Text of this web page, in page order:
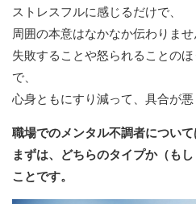
ストレスフルに感じるだけで、
周囲の本意はなかなか伝わりませ
失敗することや怒られることの
で、
心身ともにすり減って、具合が悪
職場でのメンタル不調者について
まずは、どちらのタイプか（も
ことです。